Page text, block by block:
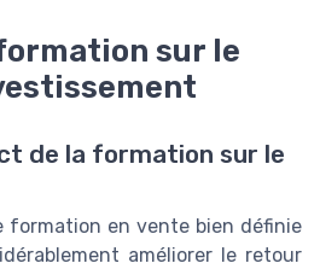
sur le
de la formation sur le
formation en vente bien définie
améliorer le retour